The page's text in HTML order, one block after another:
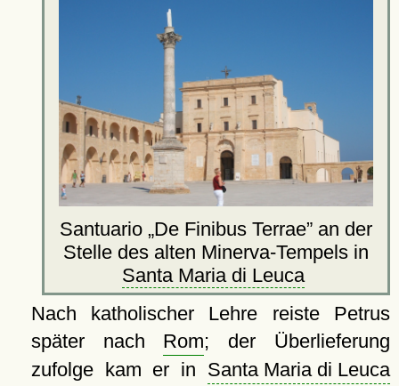
Santuario De Finibus Terrae an der
Stelle des alten Minerva-Tempels in
Santa Maria di Leuca
Nach katholischer Lehre reiste Petrus
später nach Rom; der Überlieferung
zufolge kam er in Santa Maria di Leuca